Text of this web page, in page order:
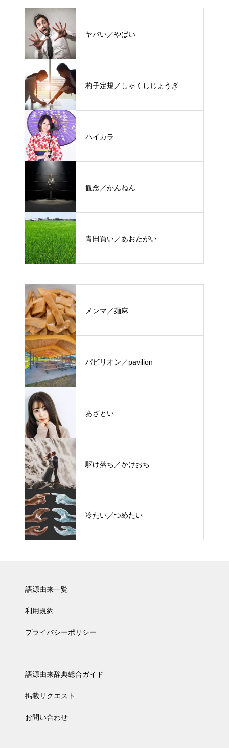
ヤバい／やばい
杓子定規／しゃくしじょうぎ
ハイカラ
観念／かんねん
青田買い／あおたがい
メンマ／麺麻
パビリオン／pavilion
あざとい
駆け落ち／かけおち
冷たい／つめたい
語源由来一覧
利用規約
プライバシーポリシー
語源由来辞典総合ガイド
掲載リクエスト
お問い合わせ